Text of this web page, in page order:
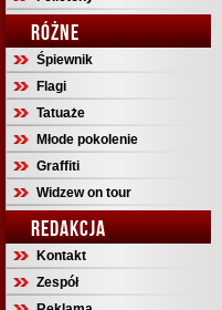
RÓŻNE
Śpiewnik
Flagi
Tatuaże
Młode pokolenie
Graffiti
Widzew on tour
REDAKCJA
Kontakt
Zespół